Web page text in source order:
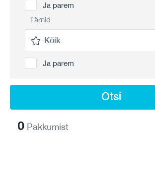
Ja parem
Tärnid
Ja parem
Otsi
0 Pakkumist